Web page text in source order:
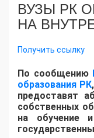
ВУЗЫ РК
НА
Получить ссылку
По сообщению
образования РК
предоставят
собственных
на обучение